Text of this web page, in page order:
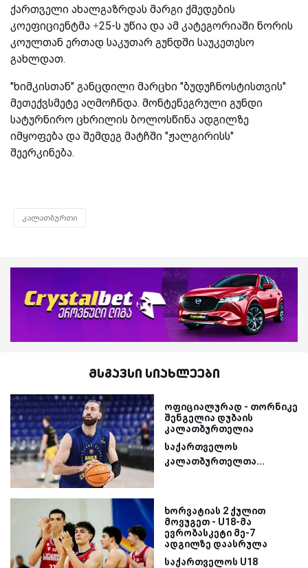
ქართველი ახალგაზრდას მარგი ქმედების
კოეფიციენტმა +25-ს უწია და ამ კატეგორიაში ნორის
კოულთან ერთად საკუთარ გუნდში საუკეთესო
გახლდათ.
"ხიმკისთან" განცდილი მარცხი "ბუდუჩნოსტისთვის"
მეთექვსმეტე აღმოჩნდა. მონტენეგრული გუნდი
სატურნირო ცხრილის ბოლოსწინა ადგილზე
იმყოფება და შემდეგ მატჩში "ჟალგირისს"
შეერკინება.
კალათბურთი
მსგავსი სიახლეები
ოფიციალურად - თორნიკე
შენგელია დუბაის
კალათბურთელია
საქართველოს
კალათბურთელთა...
ხორვატიას 2 ქულით
მოვუგეთ - U18-მა
ევრობასკეტი მე-7
ადგილზე დაასრულა
საქართველოს U18